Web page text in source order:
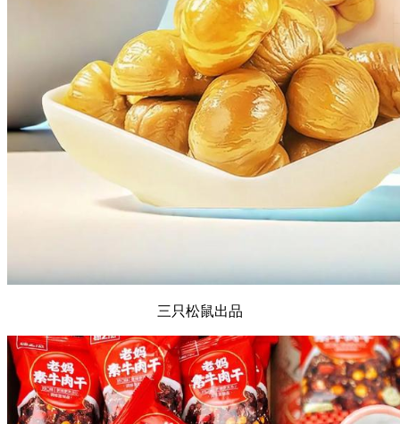
三只松鼠出品